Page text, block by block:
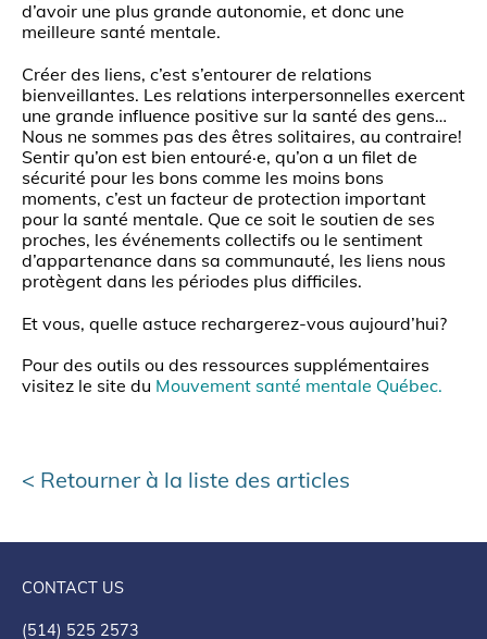
d’avoir une plus grande autonomie, et donc une
meilleure santé mentale.
Créer des liens, c’est s’entourer de relations
bienveillantes. Les relations interpersonnelles exercent
une grande influence positive sur la santé des gens…
Nous ne sommes pas des êtres solitaires, au contraire!
Sentir qu’on est bien entouré·e, qu’on a un filet de
sécurité pour les bons comme les moins bons
moments, c’est un facteur de protection important
pour la santé mentale. Que ce soit le soutien de ses
proches, les événements collectifs ou le sentiment
d’appartenance dans sa communauté, les liens nous
protègent dans les périodes plus difficiles.
Et vous, quelle astuce rechargerez-vous aujourd’hui?
Pour des outils ou des ressources supplémentaires
visitez le site du Mouvement santé mentale Québec.
Retourner à la liste des articles
CONTACT US
(514) 525 2573